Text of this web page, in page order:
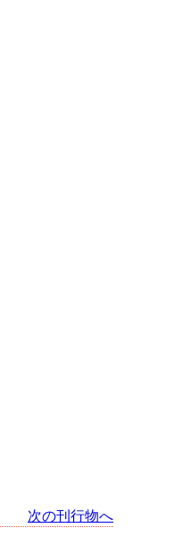
次の刊行物へ